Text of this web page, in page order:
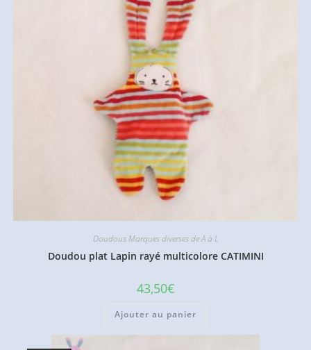
Doudous Marques diverses de A à L
Doudou plat Lapin rayé multicolore CATIMINI
43,50€
Ajouter au panier